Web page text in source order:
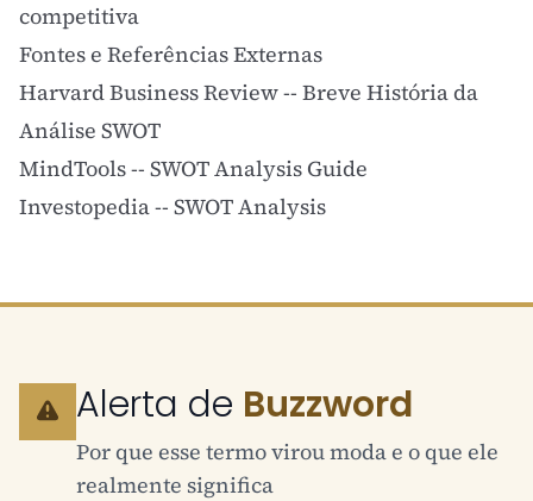
competitiva
Fontes e Referências Externas
Harvard Business Review -- Breve História da
Análise SWOT
MindTools -- SWOT Analysis Guide
Investopedia -- SWOT Analysis
Alerta de Buzzword
Por que esse termo virou moda e o que ele
realmente significa